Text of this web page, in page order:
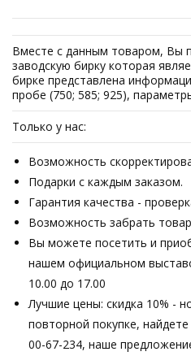
Вместе с данным товаром, Вы
заводскую бирку которая
бирке представлена
пробе (750; 585; 925),
Только у нас:
Возможность
Подарки с каждым заказом.
Гарантия качества -
Возможность забрать
Вы можете посетить и
нашем официальном
10.00 до 17.00
Лучшие цены: скидка 10% -
повторной покупке,
00-67-234, наше